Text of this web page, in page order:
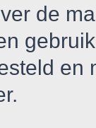
de
en